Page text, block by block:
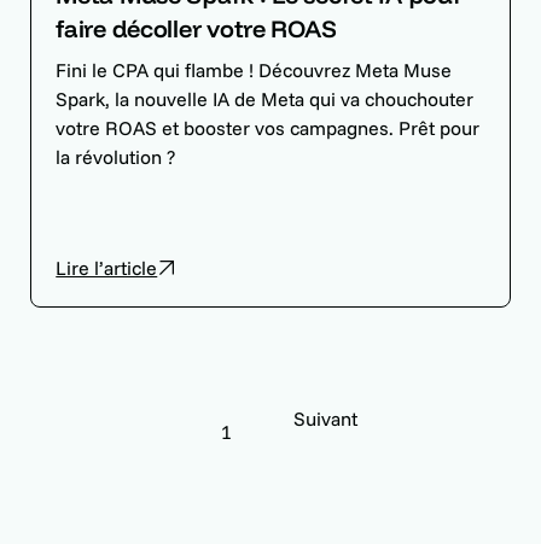
faire décoller votre ROAS
Fini le CPA qui flambe ! Découvrez Meta Muse
Spark, la nouvelle IA de Meta qui va chouchouter
votre ROAS et booster vos campagnes. Prêt pour
la révolution ?
Lire l’article
1
Suivant